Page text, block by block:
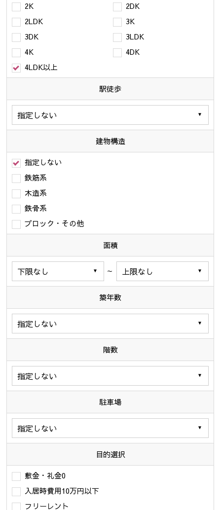
2K
2DK
2LDK
3K
3DK
3LDK
4K
4DK
4LDK以上
駅徒歩
建物構造
指定しない
鉄筋系
木造系
鉄骨系
ブロック・その他
面積
～
築年数
階数
駐車場
目的選択
敷金・礼金0
入居時費用10万円以下
フリーレント